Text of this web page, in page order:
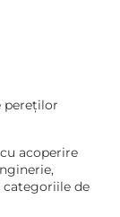
pereților
acoperire
de